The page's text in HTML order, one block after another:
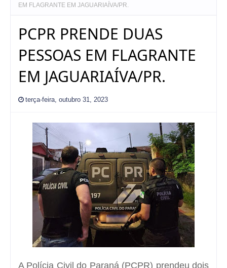
EM FLAGRANTE EM JAGUARIAÍVA/PR.
PCPR PRENDE DUAS
PESSOAS EM FLAGRANTE
EM JAGUARIAÍVA/PR.
terça-feira, outubro 31, 2023
A Polícia Civil do Paraná (PCPR) prendeu dois